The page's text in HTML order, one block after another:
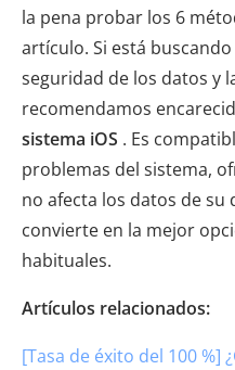
la pena probar los 6
artículo. Si está
seguridad de los datos y
recomendamos
sistema iOS . Es
problemas del sistema,
no afecta los datos de su
convierte en la mejor
habituales.
Artículos relacionados:
[Tasa de éxito del 100 %]